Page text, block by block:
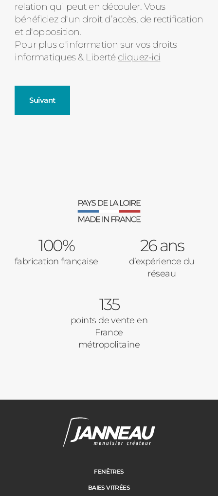
relation qui peut en découler. Vous
bénéficiez d'un droit d’accès, de rectification
et d'opposition.
Pour plus d'information sur vos droits
informatiques & Liberté cliquez-ici
Suivant
Verrière intérieures
Baies Vitrées
Volets Roulants
Pergolas
Cloture
Pavillon
Adresse des travaux
Code Postal des travaux
100%
fabrication française
26 ans
d’expérience du
réseau
135
points de vente en
France
métropolitaine
FENÊTRES
BAIES VITRÉES